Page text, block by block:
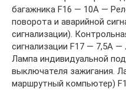
багажника F16 — 10А —
поворота и аварийной
сигнализации).
сигнализации F17 — 7,5А
Лампа индивидуальной
выключателя зажигания.
маршрутный компьютер)